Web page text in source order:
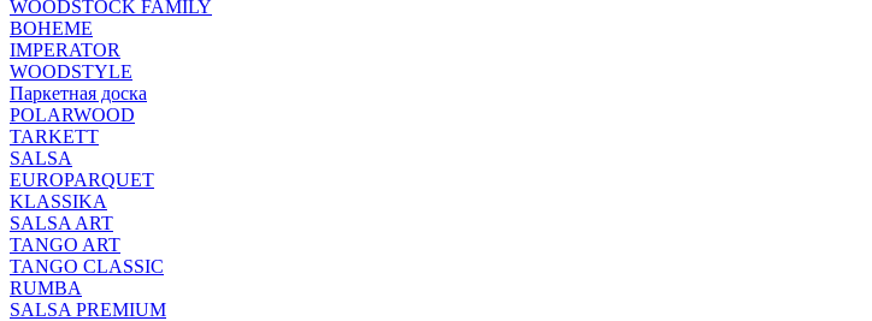
WOODSTOCK FAMILY
BOHEME
IMPERATOR
WOODSTYLE
Паркетная доска
POLARWOOD
TARKETT
SALSA
EUROPARQUET
KLASSIKA
SALSA ART
TANGO ART
TANGO CLASSIC
RUMBA
SALSA PREMIUM